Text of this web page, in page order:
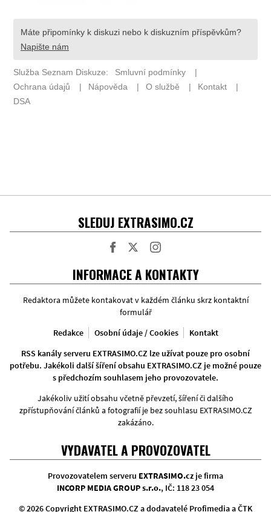
SLEDUJ EXTRASIMO.CZ
INFORMACE A KONTAKTY
Redaktora můžete kontakovat v každém článku skrz kontaktní
formulář
Redakce
Osobní údaje / Cookies
Kontakt
RSS kanály serveru EXTRASIMO.CZ lze užívat pouze pro osobní
potřebu. Jakékoli další šíření obsahu EXTRASIMO.CZ je možné pouze
s předchozím souhlasem jeho provozovatele.
Jakékoliv užití obsahu včetně převzetí, šíření či dalšího
zpřístupňování článků a fotografií je bez souhlasu EXTRASIMO.CZ
zakázáno.
VYDAVATEL A PROVOZOVATEL
Provozovatelem serveru EXTRASIMO.czje firma
INCORP MEDIA GROUP s.r.o., IČ: 118 23 054
© 2026 Copyright EXTRASIMO.CZ a dodavatelé Profimedia a ČTK